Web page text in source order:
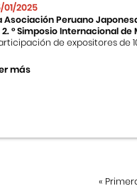
01/2025
Asociación Peruano
2. ° Simposio Internacional de
de expositores de
más
«